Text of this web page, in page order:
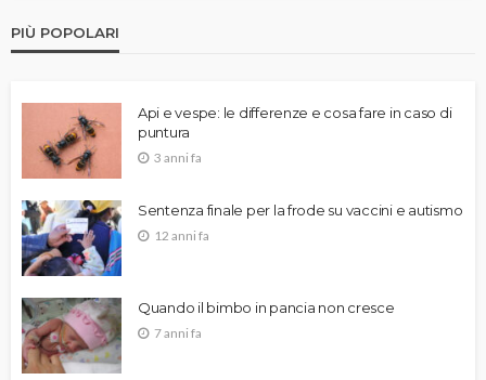
PIÙ POPOLARI
Api e vespe: le differenze e cosa fare in caso di
puntura
3 anni fa
Sentenza finale per la frode su vaccini e autismo
12 anni fa
Quando il bimbo in pancia non cresce
7 anni fa